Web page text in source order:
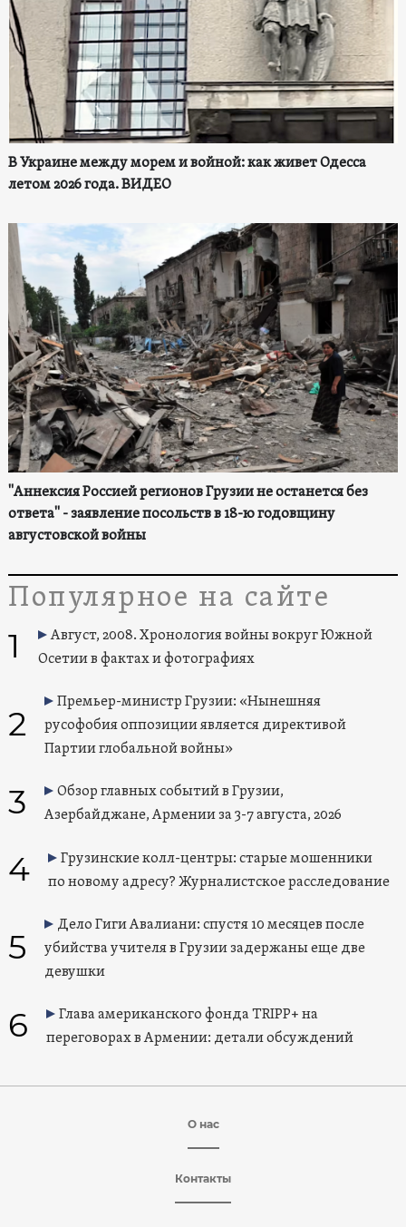
В Украине между морем и войной: как живет Одесса
летом 2026 года. ВИДЕО
"Аннексия Россией регионов Грузии не останется без
ответа" - заявление посольств в 18-ю годовщину
августовской войны
Популярное на сайте
1
Август, 2008. Хронология войны вокруг Южной
Осетии в фактах и фотографиях
2
Премьер-министр Грузии: «Нынешняя
русофобия оппозиции является директивой
Партии глобальной войны»
3
Обзор главных событий в Грузии,
Азербайджане, Армении за 3-7 августа, 2026
4
Грузинские колл-центры: старые мошенники
по новому адресу? Журналистское расследование
5
Дело Гиги Авалиани: спустя 10 месяцев после
убийства учителя в Грузии задержаны еще две
девушки
6
Глава американского фонда TRIPP+ на
переговорах в Армении: детали обсуждений
О нас
Контакты